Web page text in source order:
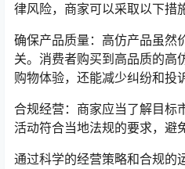
律风险，商家可以采取以下措
确保产品质量：高仿产品虽然
关。消费者购买到高品质的高
购物体验，还能减少纠纷和投
合规经营：商家应当了解目标
活动符合当地法规的要求，避
通过科学的经营策略和合规的